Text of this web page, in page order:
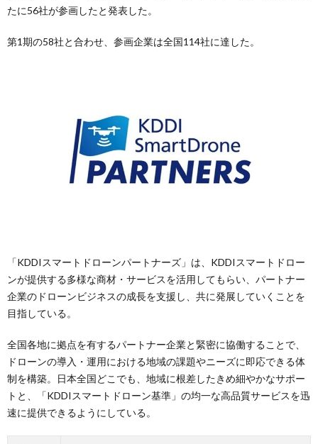
たに56社が参画したと発表した。
第1期の58社と合わせ、参画企業は全国114社に達した。
「KDDIスマートドローンパートナーズ」は、KDDIスマートドロー
ンが提供する多様な商材・サービスを活用してもらい、パートナー
企業のドローンビジネスの成長を支援し、共に発展していくことを
目指している。
全国各地に拠点を有するパートナー企業と緊密に協働することで、
ドローンの導入・運用における地域の課題やニーズに即応できる体
制を構築。日本全国どこでも、地域に根差したきめ細やかなサポー
トと、「KDDIスマートドローン基準」の均一な高品質サービスを迅
速に提供できるようにしている。